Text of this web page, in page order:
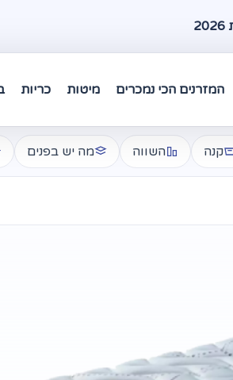
המזרנים הכי נמכרים מיטות כריות
קנה השווה מה יש בפנים